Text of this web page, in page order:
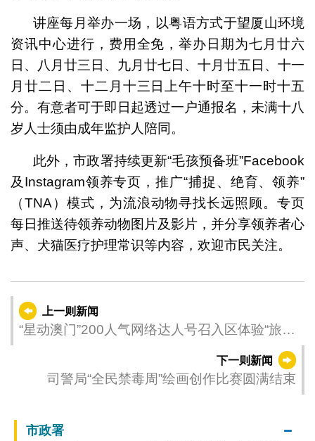
讲座每月举办一场，以粤语方式于望厦山环境
资讯中心进行，费用全免，举办日期为七月廿六
日、八月廿三日、九月廿七日、十月廿五日、十一
月廿二日、十二月十三日上午十时至十一时十五
分。有意者可于即日起透过一户通报名，未满十八
岁人士须由成年监护人陪同。
此外，市政署持续更新“毛孩预备班”Facebook
及Instagram领养专页，推广“捕捉、绝育、领养”
（TNA）模式，为流浪动物寻找长远照顾。专页
每日推送待领养动物图片及影片，并分享领养者心
声、犬猫医疗护理常识等内容，欢迎市民关注。
上一则新闻
“星动澳门”200人气网络达人号召入区体验“旅游
下一则新闻
司警局“全民禁毒周”绘画创作比赛圆满结束
市政署